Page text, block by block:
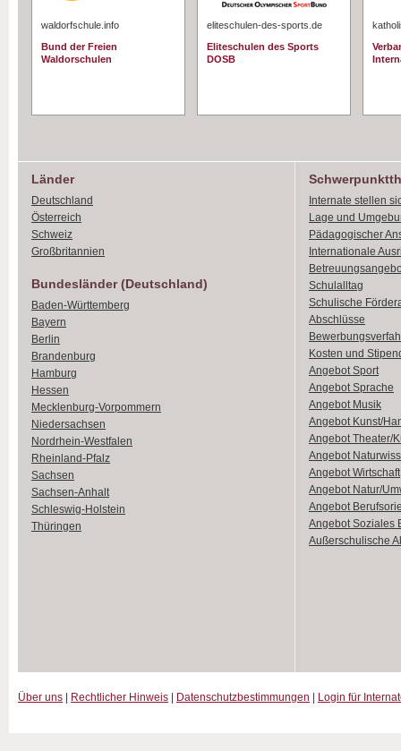
waldorfschule.info
Bund der Freien
Waldorschulen
eliteschulen-des-sports.de
Eliteschulen des Sports
DOSB
Länder
Deutschland
Österreich
Schweiz
Großbritannien
Bundesländer (Deutschland)
Baden-Württemberg
Bayern
Berlin
Brandenburg
Hamburg
Hessen
Mecklenburg-Vorpommern
Niedersachsen
Nordrhein-Westfalen
Rheinland-Pfalz
Sachsen
Sachsen-Anhalt
Schleswig-Holstein
Thüringen
Internate stellen
Lage und
Pädagogischer
Internationale
Schulalltag
Schulische
Abschlüsse
Kosten und
Angebot Sport
Angebot Sprache
Angebot Musik
Angebot Kunst/
Angebot Theater/
Angebot
Angebot Wirtschaft
Angebot Natur/
Angebot
Angebot Soziales
Außerschulische
Über uns Rechtlicher Hinweis Datenschutzbestimmungen Login für